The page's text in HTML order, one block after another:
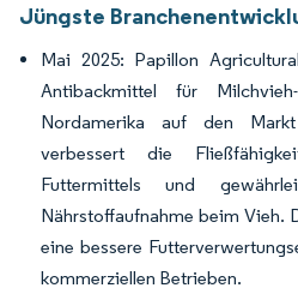
Jüngste
Mai 2025: Papillon
Antibackmittel für
Nordamerika auf den
verbessert die
Futtermittels und
Nährstoffaufnahme beim Vieh.
eine bessere
kommerziellen Betrieben.